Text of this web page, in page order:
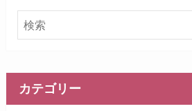
カテゴリー